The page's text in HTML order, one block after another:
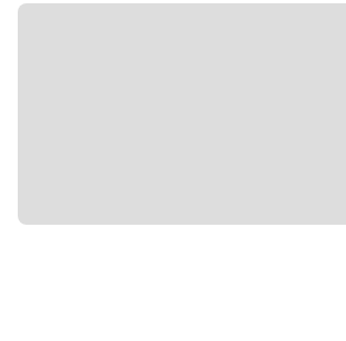
Dormitorio principal con baño completo